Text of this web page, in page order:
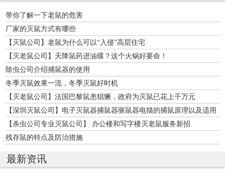
带你了解一下老鼠的危害
厂家的灭鼠方式有哪些
【灭鼠公司】老鼠为什么可以“入侵”高层住宅
【灭老鼠公司】天降鼠药进油碟？这个火锅好要命！
除虫公司介绍捕鼠器的使用
冬季灭鼠效果一流，冬季灭鼠好时机
【灭老鼠公司】法国巴黎鼠患猖獗，政府为灭鼠已花上千万元
【深圳灭鼠公司】电子灭鼠器捕鼠器驱鼠器电猫的捕鼠原理以及适用
场所
【杀虫公司专业灭鼠公司】 办公楼和写字楼灭老鼠服务新招
残存鼠的特点及防治措施
最新资讯